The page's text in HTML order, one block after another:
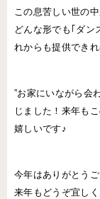
この息苦しい世の
どんな形でも｢ダン
れからも提供でき
”お家にいながら会
じました！来年も
嬉しいです♪
今年はありがとうご
来年もどうぞ宜し